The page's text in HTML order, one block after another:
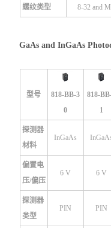
螺纹类型 8-32 and
GaAs and InGaAs
型号
818-BB-3
0
818-
1
探测器
材料
InGaAs
偏置电
压/偏压
6 V 6 V
探测器
类型
PIN PIN